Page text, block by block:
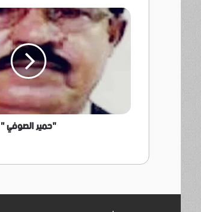
"حمير
الصوفي
"حمير الصوفي "